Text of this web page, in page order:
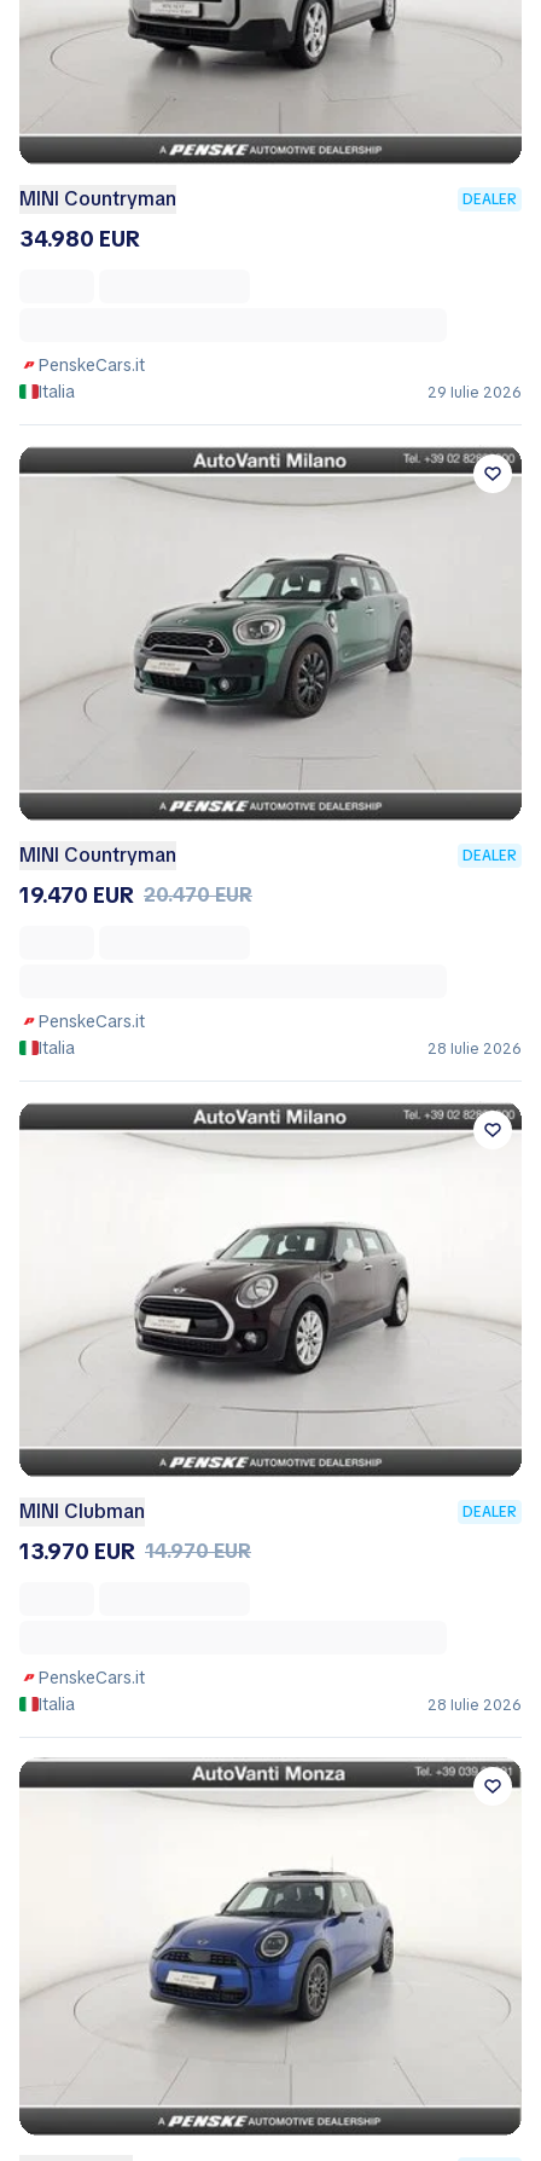
MINI Countryman DEALER
34.980 EUR
PenskeCars.it
Italia
29 Iulie 2026
MINI Countryman DEALER
19.470 EUR 20.470 EUR
PenskeCars.it
Italia
28 Iulie 2026
MINI Clubman DEALER
13.970 EUR 14.970 EUR
PenskeCars.it
Italia
28 Iulie 2026